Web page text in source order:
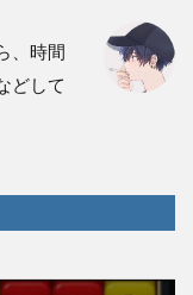
、時間
どして